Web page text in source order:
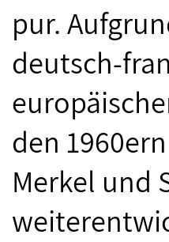
pur.
deutsch-
den
Merkel und